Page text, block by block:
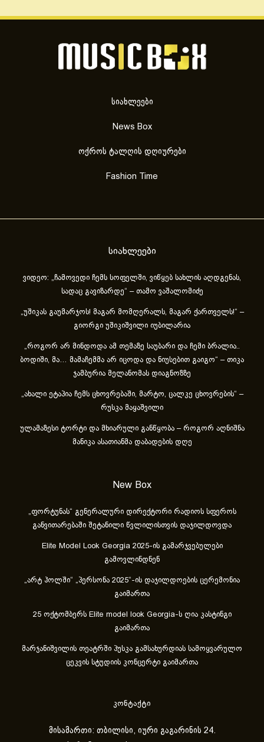
სიახლეები
News Box
ოქროს ტალღის დღიურები
Fashion Time
სიახლეები
ვიდეო: „ჩამოვედი ჩემს სოფელში, ვიწყებ სახლის აღდგენას,
სადაც გავიზარდე“ – თამო ვაშალომიძე
„უშიკას გაუმარჯოს! მაგარ მომღერალს, მაგარ ქართველს!“ –
გიორგი უშიკიშვილი იუბილარია
„როგორ არ მინდოდა ამ თემაზე საუბარი და ჩემი ბრალია..
ბოდიში, მა… მამაჩემმა არ იცოდა და ნიუსებით გაიგო“ – თიკა
ჯამბურია მელანომას დიაგნოზზე
„ახა­ლი ეტა­პია ჩემს ცხოვ­რე­ბა­ში, მარ­ტო, ცალ­კე ცხოვ­რე­ბის“ –
რუსკა მაყაშვილი
ულამაზესი ტორტი და მხიარული განწყობა – როგორ აღნიშნა
მანიკა ასათიანმა დაბადების დღე
New Box
„ფორტუნას“ გენერალური დირექტორი რადიოს სფეროს
განვითარებაში შეტანილი წვლილისთვის დაჯილდოვდა
Elite Model Look Georgia 2025-ის გამარჯვებულები
გამოვლინდნენ
„არტ ჰოლში“ „პერსონა 2025“-ის დაჯილდოების ცერემონია
გაიმართა
25 ოქტომბერს Elite model look Georgia-ს ღია კასტინგი
გაიმართა
მარჯანიშვილის თეატრში პუსკა გამსახურდიას სამოყვარულო
ცეკვის სტუდიის კონცერტი გაიმართა
კონტაქტი
მისამართი: თბილისი, იური გაგარინის 24.